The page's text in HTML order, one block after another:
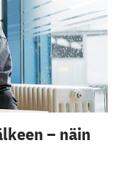
– näin